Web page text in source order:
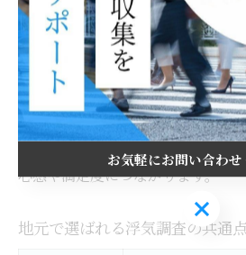
明性の高い対応が行われています
費用についても明確に説明し、追
ルを未然に防ぐ体制が整っていま
例えば、調査結果が裁判資料とし
写真や行動記録を正確に残すなど
集を徹底しています。こうした姿
心感や満足度につながります。
地元で選ばれる浮気調査の共通点
お気軽にお問い合わせ
お気軽にお問い合わ